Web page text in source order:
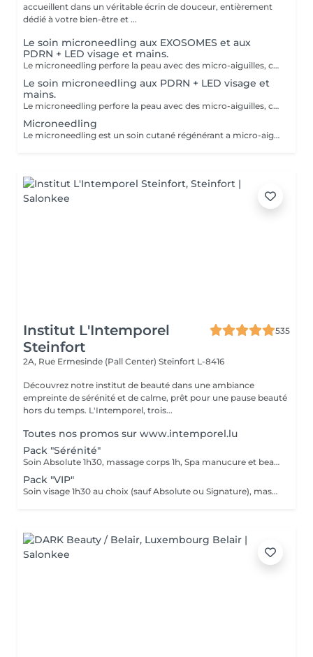
accueillent dans un véritable écrin de douceur, entièrement
dédié à votre bien-être et ...
Le soin microneedling aux EXOSOMES et aux
PDRN + LED visage et mains.
Le microneedling perfore la peau avec des micro-aiguilles, créant des micro-canaux qui permettent à un sérum actif (PDRN ou exosomes) de pénétrer en profondeur dans le derme. C'est ce qu'on appelle un soin « biostimulateur » : on ne remplit pas, on stimule la peau pour qu'elle se régénère elle-même. L'association des exosomes et du PDRN (Polydésoxyribonucléotide) est une révolution anti-âge. Il représente le protocole de régénération cutanée le plus avancé en médecine esthétique. Cette synergie permet de stimuler le renouvellement cellulaire de façon accélérée, d'atténuer les cicatrices et de lifter le teint sans chirurgie. C'est une synergie régénératrice puissante, ces deux actifs maximisent la réparation tissulaire et l'éclat du teint. Idéale pour les peaux: matures , avec des dommages solaires importants, des cicatrices, une perte de fermeté. Soin plus puissant que le PDRN . Pour optimiser les effets du soin, nous appliquerons la lumière LED sur le visage. Profitez, également, d'un traitement anti-âge à la lumière Led pour les mains.
Le soin microneedling aux PDRN + LED visage et
mains.
Le microneedling perfore la peau avec des micro-aiguilles, créant des micro-canaux qui permettent à un sérum actif (PDRN ou exosomes) de pénétrer en profondeur dans le derme. C'est ce qu'on appelle un soin « biostimulateur » : on ne remplit pas, on stimule la peau pour qu'elle se régénère elle-même. Tandis que le sérum PDRN pénètre profondément pour stimuler la réparation cellulaire, accélérer la cicatrisation et booster la production de collagène. Pour optimiser les effets du soin, nous appliquerons la lumière LED sur le visage. Profitez, également, d'un traitement anti-âge à la lumière Led pour les mains.
Microneedling
Le microneedling est un soin cutané régénérant a micro-aiguilles permettant de réduire les signes de l'âge et de raviver l'éclat de votre peau, il aide aussi a effacer les traces d'acné, les cicatrices. Un véritable soin qui resserre les pores dilatés , lisse la peau, estimes les rides et ridules grâce au sérum à l'acide hyaluronique. + LED visage et mains
Institut L'Intemporel
Steinfort
535
2A, Rue Ermesinde (Pall Center) Steinfort L-8416
Découvrez notre institut de beauté dans une ambiance
empreinte de sérénité et de calme, prêt pour une pause beauté
hors du temps. L'Intemporel, trois...
Toutes nos promos sur www.intemporel.lu
Pack "Sérénité"
Soin Absolute 1h30, massage corps 1h, Spa manucure et beauté des pieds Le luxe, le calme et la détente, magique ...
Pack "VIP"
Soin visage 1h30 au choix (sauf Absolute ou Signature), massage corps 1h, manucure 30', beauté des pieds 45' Ne peut être fractionné, à faire le même jour